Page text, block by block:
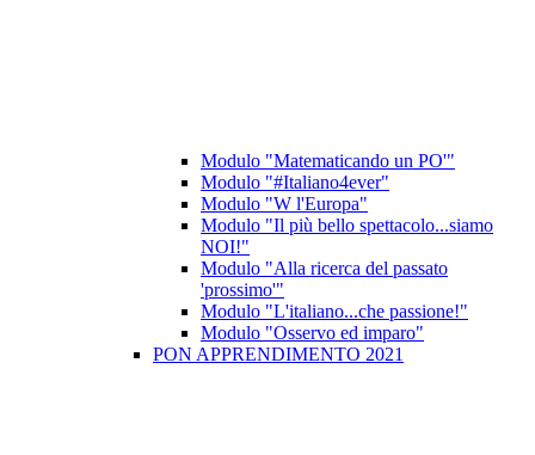
Modulo "Matematicando un PO'"
Modulo "#Italiano4ever"
Modulo "W l'Europa"
Modulo "Il più bello spettacolo...siamo
NOI!"
Modulo "Alla ricerca del passato
'prossimo'"
Modulo "L'italiano...che passione!"
Modulo "Osservo ed imparo"
PON APPRENDIMENTO 2021